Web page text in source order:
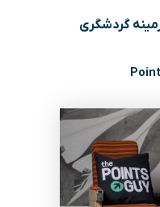
گردشگری